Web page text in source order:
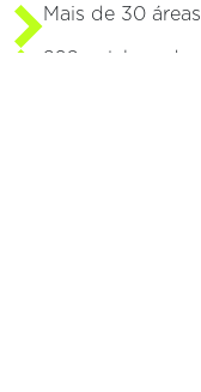
Mais de 30
260